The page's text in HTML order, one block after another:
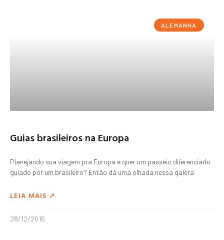
ALEMANHA
Guias brasileiros na Europa
Planejando sua viagem pra Europa e quer um passeio diferenciado
guiado por um brasileiro? Então dá uma olhada nessa galera
LEIA MAIS ➚
28/12/2016